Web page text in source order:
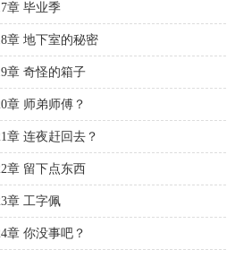
章 毕业季
章 地下室的秘密
章 奇怪的箱子
章 师弟师傅？
章 连夜赶回去？
章 留下点东西
章 工字佩
章 你没事吧？